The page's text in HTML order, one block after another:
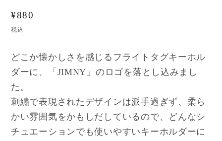
通
常
格
¥880
税込
どこか懐かしさを感じるフライトタグキーホル
ダーに、「JIMNY」のロゴを落とし込みまし
た。
刺繡で表現されたデザインは派手過ぎず、柔ら
かい雰囲気をかもしだしているので、どんなシ
チュエーションでも使いやすいキーホルダーに